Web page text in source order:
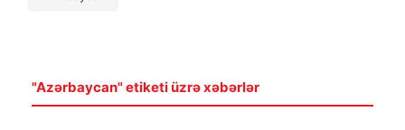
"Azərbaycan" etiketi üzrə xəbərlər